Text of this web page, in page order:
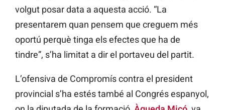
volgut posar data a aquesta acció. “La
presentarem quan pensem que creguem més
oportú perquè tinga els efectes que ha de
tindre”, s’ha limitat a dir el portaveu del partit.
L’ofensiva de Compromís contra el president
provincial s’ha estés també al Congrés espanyol,